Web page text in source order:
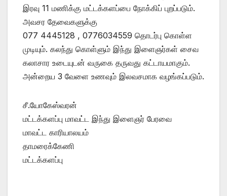
இரவு 11 மணிக்கு மட்டக்களப்பை நோக்கிப் புறப்படும்.
அவசர தேவைகளுக்கு
077 4445128 , 0776034559 தொடர்பு கொள்ள
முடியும். கலந்து கொள்ளும் இந்து இளைஞர்கள் சைவ
கலாசார உடையுடன் வருகை தருவது கட்டாயமாகும்.
அன்றைய 3 வேளை உணவும் இலவசமாக வழங்கப்படும்.
சீ.யோகேஸ்வரன்
மட்டக்களப்பு மாவட்ட இந்து இளைஞர் பேரவை
மாவட்ட காரியாலயம்
தாமரைக்கேணி
மட்டக்களப்பு